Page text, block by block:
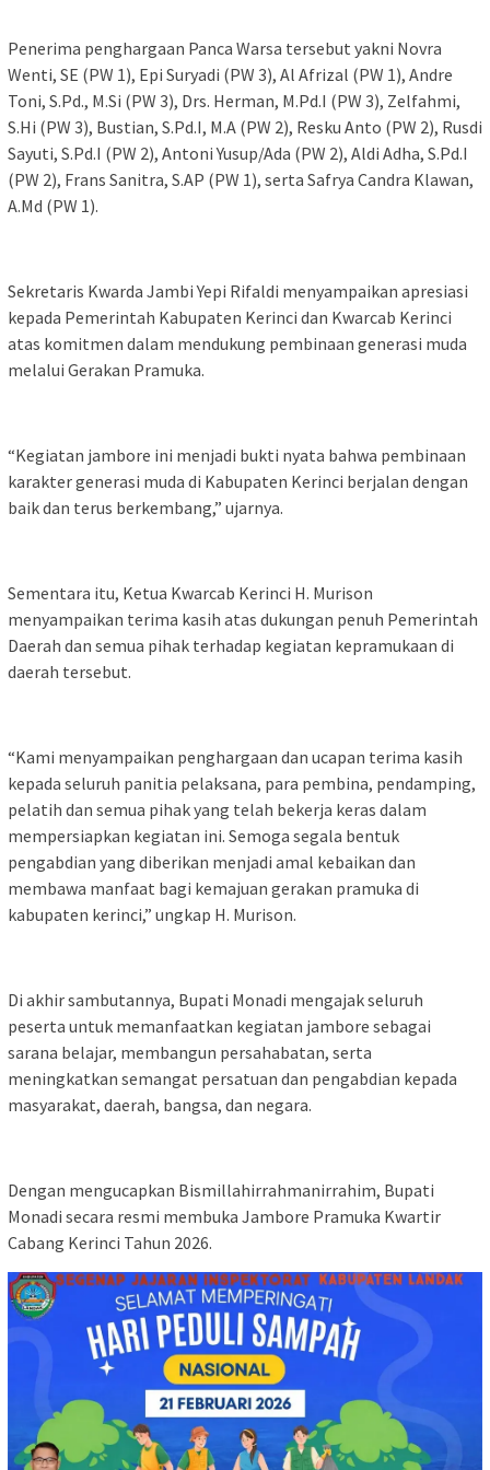
Penerima penghargaan Panca Warsa tersebut yakni Novra
Wenti, SE (PW 1), Epi Suryadi (PW 3), Al Afrizal (PW 1), Andre
Toni, S.Pd., M.Si (PW 3), Drs. Herman, M.Pd.I (PW 3), Zelfahmi,
S.Hi (PW 3), Bustian, S.Pd.I, M.A (PW 2), Resku Anto (PW 2), Rusdi
Sayuti, S.Pd.I (PW 2), Antoni Yusup/Ada (PW 2), Aldi Adha, S.Pd.I
(PW 2), Frans Sanitra, S.AP (PW 1), serta Safrya Candra Klawan,
A.Md (PW 1).
Sekretaris Kwarda Jambi Yepi Rifaldi menyampaikan apresiasi
kepada Pemerintah Kabupaten Kerinci dan Kwarcab Kerinci
atas komitmen dalam mendukung pembinaan generasi muda
melalui Gerakan Pramuka.
“Kegiatan jambore ini menjadi bukti nyata bahwa pembinaan
karakter generasi muda di Kabupaten Kerinci berjalan dengan
baik dan terus berkembang,” ujarnya.
Sementara itu, Ketua Kwarcab Kerinci H. Murison
menyampaikan terima kasih atas dukungan penuh Pemerintah
Daerah dan semua pihak terhadap kegiatan kepramukaan di
daerah tersebut.
“Kami menyampaikan penghargaan dan ucapan terima kasih
kepada seluruh panitia pelaksana, para pembina, pendamping,
pelatih dan semua pihak yang telah bekerja keras dalam
mempersiapkan kegiatan ini. Semoga segala bentuk
pengabdian yang diberikan menjadi amal kebaikan dan
membawa manfaat bagi kemajuan gerakan pramuka di
kabupaten kerinci,” ungkap H. Murison.
Di akhir sambutannya, Bupati Monadi mengajak seluruh
peserta untuk memanfaatkan kegiatan jambore sebagai
sarana belajar, membangun persahabatan, serta
meningkatkan semangat persatuan dan pengabdian kepada
masyarakat, daerah, bangsa, dan negara.
Dengan mengucapkan Bismillahirrahmanirrahim, Bupati
Monadi secara resmi membuka Jambore Pramuka Kwartir
Cabang Kerinci Tahun 2026.